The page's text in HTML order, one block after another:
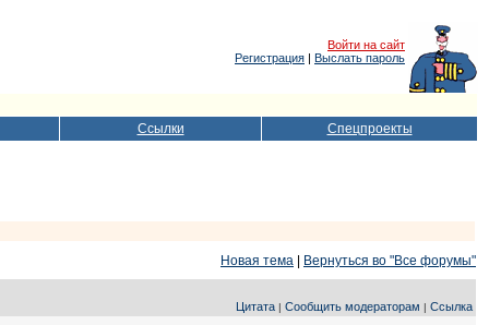
Войти на сайт
Регистрация | Выслать пароль
Ссылки Спецпроекты
Новая тема
Вернуться во "Все форумы"
Цитата | Сообщить модераторам | Ссылка